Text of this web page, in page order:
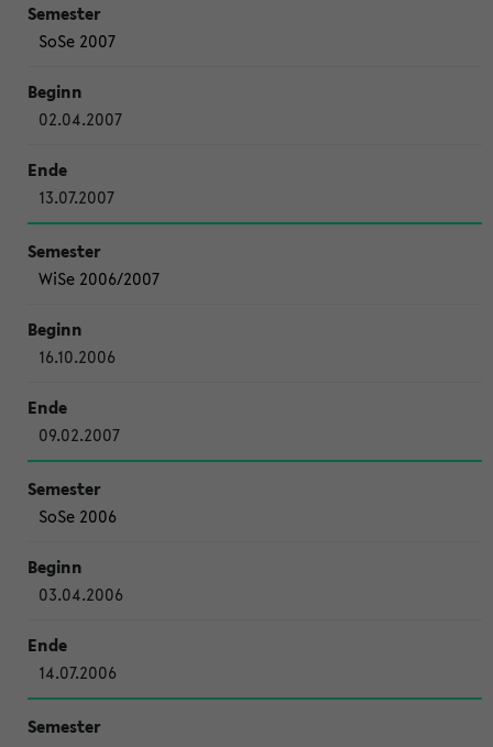
SoSe 2007
02.04.2007
13.07.2007
WiSe 2006/2007
16.10.2006
09.02.2007
SoSe 2006
03.04.2006
14.07.2006